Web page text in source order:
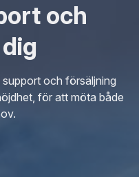
och
och försäljning
för att möta både